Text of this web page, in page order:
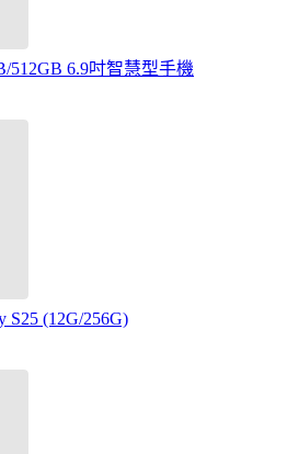
512GB 6.9吋智慧型手機
S25 (12G/256G)